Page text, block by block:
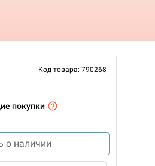
Код товара: 790268
покупки
о наличии